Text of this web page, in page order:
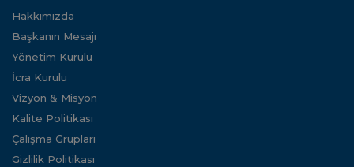
Hakkımızda
Başkanın Mesajı
Yönetim Kurulu
İcra Kurulu
Vizyon & Misyon
Kalite Politikası
Çalışma Grupları
Gizlilik Politikası